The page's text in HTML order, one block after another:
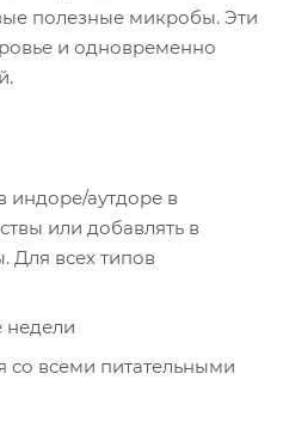
полезные микробы. Эти
и одновременно
индоре/аутдоре в
или добавлять в
Для всех типов
недели
со всеми питательными